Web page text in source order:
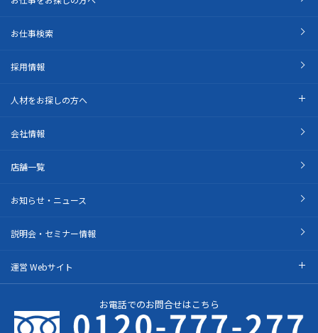
お仕事検索
採用情報
人材をお探しの方へ
会社情報
店舗一覧
お知らせ・ニュース
説明会・セミナー情報
運営 Webサイト
お電話でのお問合せはこちら